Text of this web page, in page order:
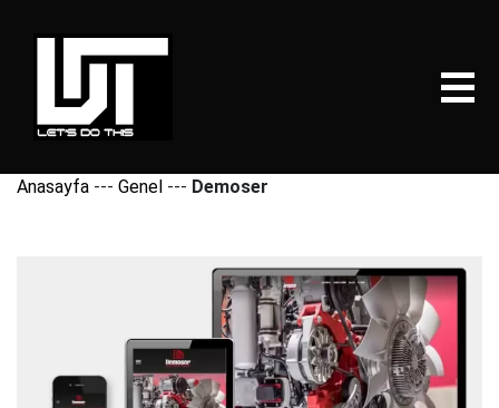
Anasayfa --- Genel --- Demoser